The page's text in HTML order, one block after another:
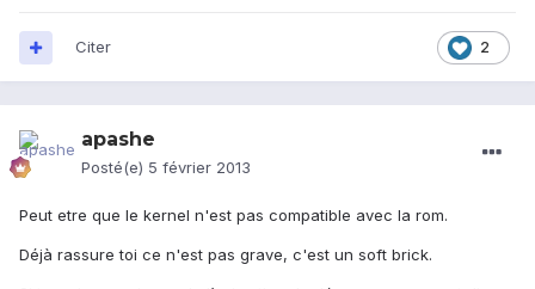
2
Citer
apashe
Posté(e) 5 février 2013
Peut etre que le kernel n'est pas compatible avec la rom.
Déjà rassure toi ce n'est pas grave, c'est un soft brick.